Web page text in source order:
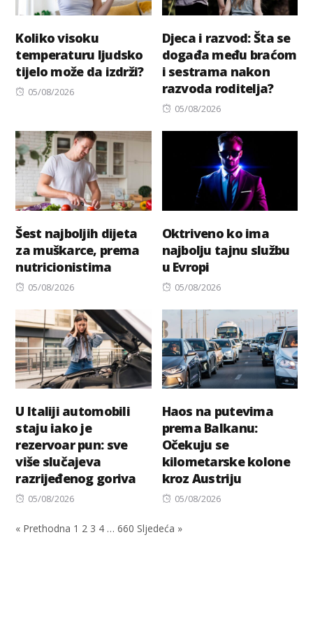
Koliko visoku
temperaturu ljudsko
tijelo može da izdrži?
Posted
05/08/2026
Djeca i razvod: Šta se
događa među braćom
i sestrama nakon
razvoda roditelja?
Posted
05/08/2026
Šest najboljih dijeta
za muškarce, prema
nutricionistima
Posted
05/08/2026
Oktriveno ko ima
najbolju tajnu službu
u Evropi
Posted
05/08/2026
U Italiji automobili
staju iako je
rezervoar pun: sve
više slučajeva
razrijeđenog goriva
Posted
05/08/2026
Haos na putevima
prema Balkanu:
Očekuju se
kilometarske kolone
kroz Austriju
Posted
05/08/2026
« Prethodna 1 2 3 4 … 660 Sljedeća »